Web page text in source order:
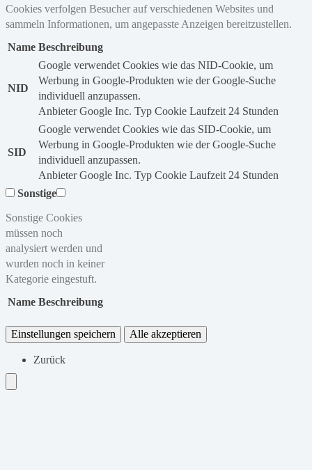
Cookies verfolgen Besucher auf verschiedenen Websites und
sammeln Informationen, um angepasste Anzeigen bereitzustellen.
Name Beschreibung
NID
Google verwendet Cookies wie das NID-Cookie, um
Werbung in Google-Produkten wie der Google-Suche
individuell anzupassen.
Anbieter Google Inc. Typ Cookie Laufzeit 24 Stunden
SID
Google verwendet Cookies wie das SID-Cookie, um
Werbung in Google-Produkten wie der Google-Suche
individuell anzupassen.
Anbieter Google Inc. Typ Cookie Laufzeit 24 Stunden
Sonstige
Sonstige Cookies
müssen noch
analysiert werden und
wurden noch in keiner
Kategorie eingestuft.
Name Beschreibung
Einstellungen speichern Alle akzeptieren
Zurück